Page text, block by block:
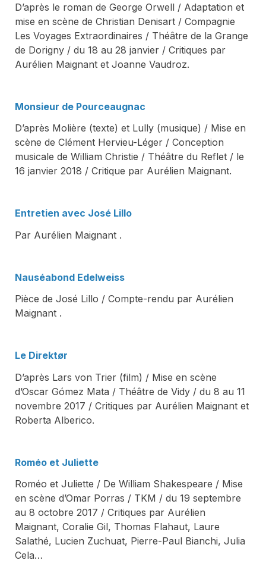
D’après le roman de George Orwell / Adaptation et
mise en scène de Christian Denisart / Compagnie
Les Voyages Extraordinaires / Théâtre de la Grange
de Dorigny / du 18 au 28 janvier / Critiques par
Aurélien Maignant et Joanne Vaudroz.
Monsieur de Pourceaugnac
D’après Molière (texte) et Lully (musique) / Mise en
scène de Clément Hervieu-Léger / Conception
musicale de William Christie / Théâtre du Reflet / le
16 janvier 2018 / Critique par Aurélien Maignant.
Entretien avec José Lillo
Par Aurélien Maignant .
Nauséabond Edelweiss
Pièce de José Lillo / Compte-rendu par Aurélien
Maignant .
Le Direktør
D’après Lars von Trier (film) / Mise en scène
d’Oscar Gómez Mata / Théâtre de Vidy / du 8 au 11
novembre 2017 / Critiques par Aurélien Maignant et
Roberta Alberico.
Roméo et Juliette
Roméo et Juliette / De William Shakespeare / Mise
en scène d’Omar Porras / TKM / du 19 septembre
au 8 octobre 2017 / Critiques par Aurélien
Maignant, Coralie Gil, Thomas Flahaut, Laure
Salathé, Lucien Zuchuat, Pierre-Paul Bianchi, Julia
Cela…